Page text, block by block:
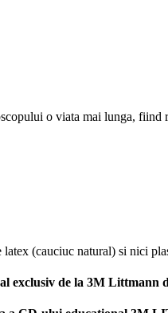
o viata mai lunga,
(cauciuc natural) si nici
exclusiv de la 3M